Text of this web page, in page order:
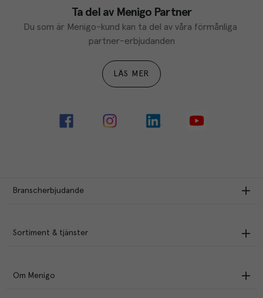
Ta del av Menigo Partner
Du som är Menigo-kund kan ta del av våra förmånliga
partner-erbjudanden
LÄS MER
Branscherbjudande
Sortiment & tjänster
Om Menigo